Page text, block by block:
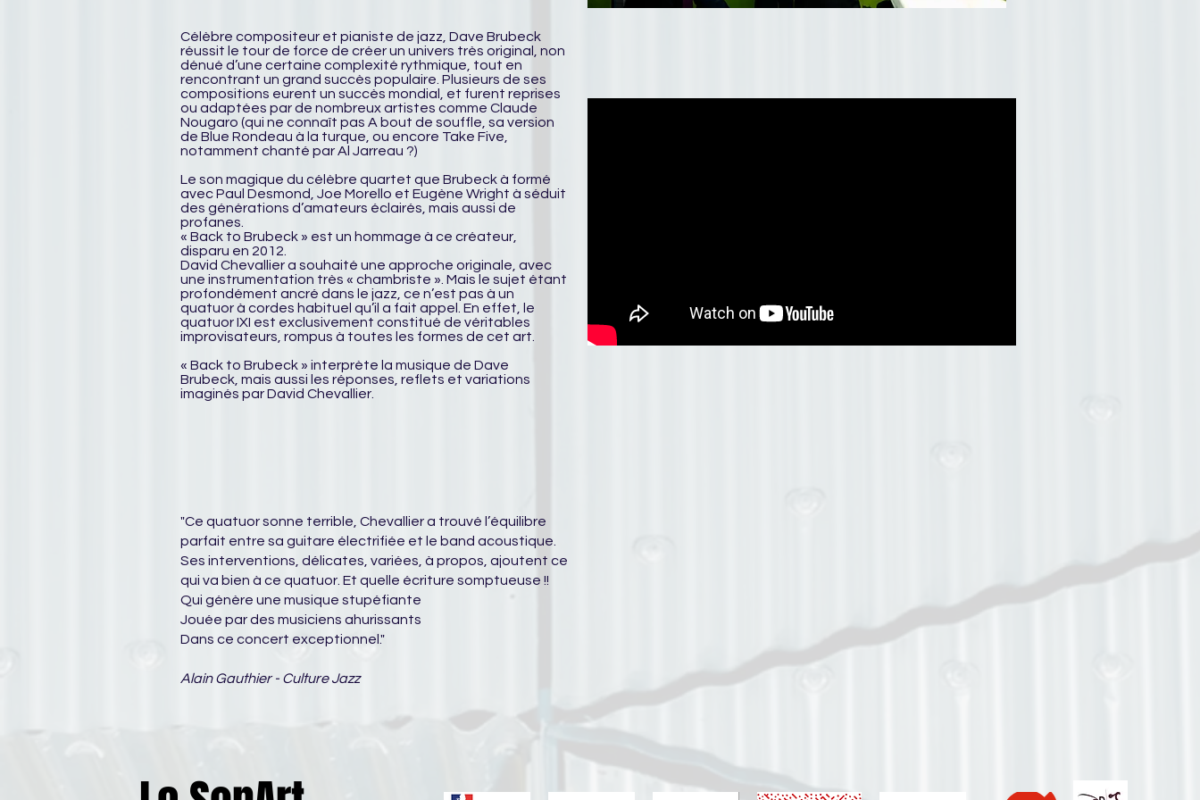
Célèbre compositeur et pianiste de jazz, Dave Brubeck
réussit le tour de force de créer un univers très original, non
dénué d’une certaine complexité rythmique, tout en
rencontrant un grand succès populaire. Plusieurs de ses
compositions eurent un succès mondial, et furent reprises
ou adaptées par de nombreux artistes comme Claude
Nougaro (qui ne connaît pas A bout de souffle, sa version
de Blue Rondeau à la turque, ou encore Take Five,
notamment chanté par Al Jarreau ?)
Le son magique du célèbre quartet que Brubeck à formé
avec Paul Desmond, Joe Morello et Eugène Wright à séduit
des générations d’amateurs éclairés, mais aussi de
profanes.
« Back to Brubeck » est un hommage à ce créateur,
disparu en 2012.
David Chevallier a souhaité une approche originale, avec
une instrumentation très « chambriste ». Mais le sujet étant
profondément ancré dans le jazz, ce n’est pas à un
quatuor à cordes habituel qu’il a fait appel. En effet, le
quatuor IXI est exclusivement constitué de véritables
improvisateurs, rompus à toutes les formes de cet art.
« Back to Brubeck » interprète la musique de Dave
Brubeck, mais aussi les réponses, reflets et variations
imaginés par David Chevallier.
"Ce quatuor sonne terrible, Chevallier a trouvé l’équilibre
parfait entre sa guitare électrifiée et le band acoustique.
Ses interventions, délicates, variées, à propos, ajoutent ce
qui va bien à ce quatuor. Et quelle écriture somptueuse !!
Qui génère une musique stupéfiante
Jouée par des musiciens ahurissants
Dans ce concert exceptionnel."
Alain Gauthier - Culture Jazz